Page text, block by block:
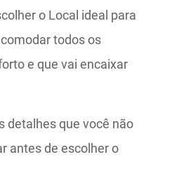
o Local ideal para
todos os
e que vai encaixar
detalhes que você não
antes de escolher o